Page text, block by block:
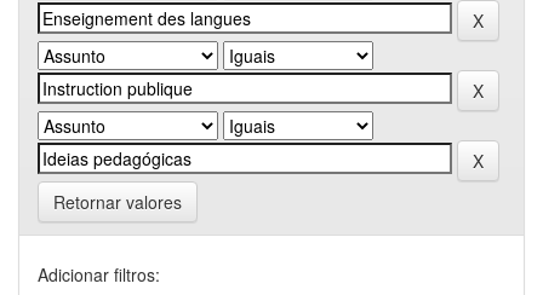
Retornar valores
Adicionar filtros: